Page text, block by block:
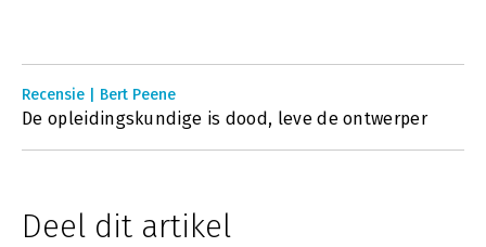
Recensie | Bert Peene
De opleidingskundige is dood, leve de ontwerper
Deel dit artikel